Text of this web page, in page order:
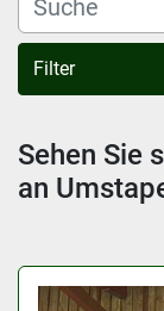
Filter
Sehen Sie
an